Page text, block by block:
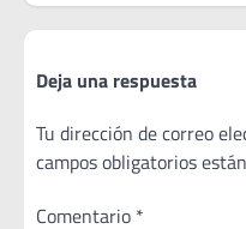
Deja una respuesta
Tu dirección de correo
campos obligatorios
Comentario *